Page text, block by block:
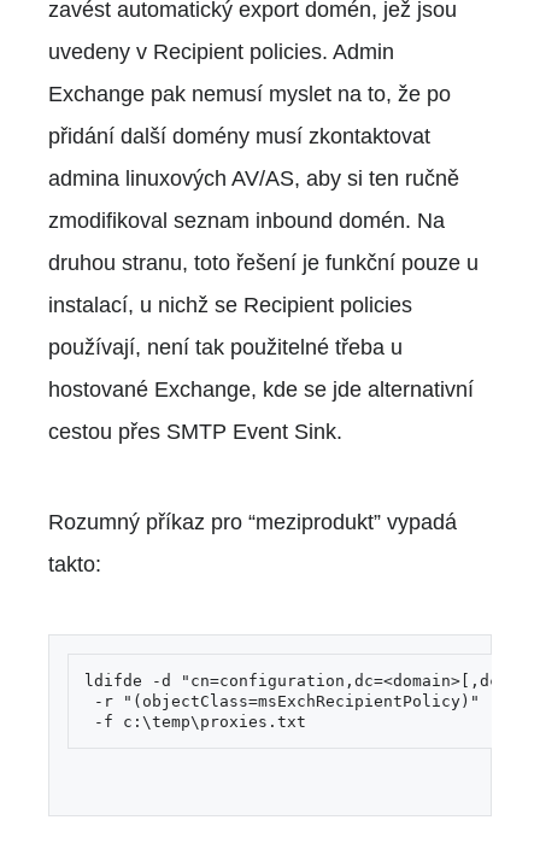
zavést automatický export domén, jež jsou
uvedeny v Recipient policies. Admin
Exchange pak nemusí myslet na to, že po
přidání další domény musí zkontaktovat
admina linuxových AV/AS, aby si ten ručně
zmodifikoval seznam inbound domén. Na
druhou stranu, toto řešení je funkční pouze u
instalací, u nichž se Recipient policies
používají, není tak použitelné třeba u
hostované Exchange, kde se jde alternativní
cestou přes SMTP Event Sink.
Rozumný příkaz pro “meziprodukt” vypadá
takto:
ldifde -d
-r "(objectClass=msExchRecipientPolicy)" -l
-f c:\temp\proxies.txt